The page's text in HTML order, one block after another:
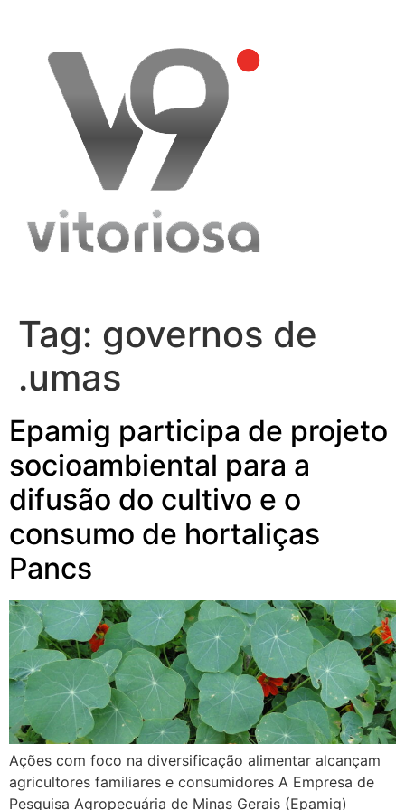
content
Tag: governos de
.umas
Epamig participa de projeto
socioambiental para a
difusão do cultivo e o
consumo de hortaliças
Pancs
Ações com foco na diversificação alimentar alcançam
agricultores familiares e consumidores A Empresa de
Pesquisa Agropecuária de Minas Gerais (Epamig)